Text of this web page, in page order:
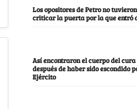
Los opositores de Petro no
criticar la puerta por la que entró
Así encontraron el cuerpo del cura
después de haber sido escondido
Ejército